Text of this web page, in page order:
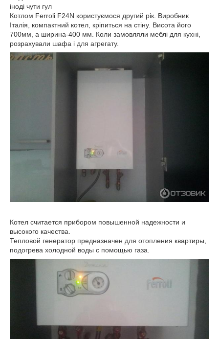
іноді чути гул
Котлом Ferroli F24N користуємося другий рік. Виробник
Італія, компактний котел, кріпиться на стіну. Висота його
700мм, а ширина-400 мм. Коли замовляли меблі для кухні,
розрахували шафа і для агрегату.
Котел считается прибором повышенной надежности и
высокого качества.
Тепловой генератор предназначен для отопления квартиры,
подогрева холодной воды с помощью газа.